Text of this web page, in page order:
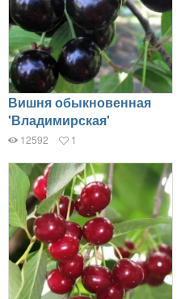
Вишня обыкновенная
'Владимирская'
12592 1